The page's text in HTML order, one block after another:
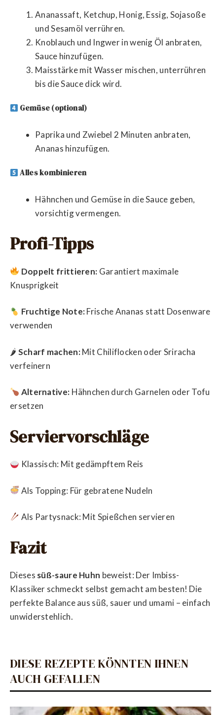
Ananassaft, Ketchup, Honig, Essig, Sojasoße
und Sesamöl verrühren.
Knoblauch und Ingwer in wenig Öl anbraten,
Sauce hinzufügen.
Maisstärke mit Wasser mischen, unterrühren
bis die Sauce dick wird.
Gemüse (optional)
Paprika und Zwiebel 2 Minuten anbraten,
Ananas hinzufügen.
Alles kombinieren
Hähnchen und Gemüse in die Sauce geben,
vorsichtig vermengen.
Profi-Tipps
Doppelt frittieren: Garantiert maximale
Knusprigkeit
Fruchtige Note:Frische Ananas statt Dosenware
verwenden
🌶 Scharf machen:Mit Chiliflocken oder Sriracha
verfeinern
Alternative: Hähnchen durch Garnelen oder Tofu
ersetzen
Serviervorschläge
Klassisch: Mit gedämpftem Reis
Als Topping: Für gebratene Nudeln
Als Partysnack: Mit Spießchen servieren
Fazit
Dieses süß-saure Huhn beweist: Der Imbiss-
Klassiker schmeckt selbst gemacht am besten! Die
perfekte Balance aus süß, sauer und umami – einfach
unwiderstehlich.
DIESE REZEPTE KÖNNTEN IHNEN
AUCH GEFALLEN